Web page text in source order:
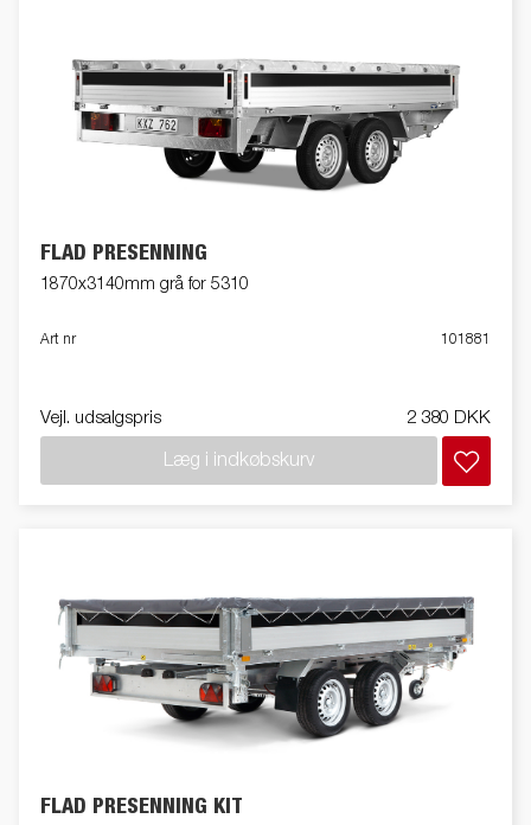
FLAD PRESENNING
1870x3140mm grå for 5310
Art nr 101881
Vejl. udsalgspris 2 380 DKK
Læg i indkøbskurv
FLAD PRESENNING KIT